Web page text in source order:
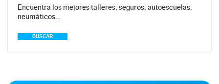
Encuentra los mejores talleres, seguros, autoescuelas,
neumáticos…
BUSCAR